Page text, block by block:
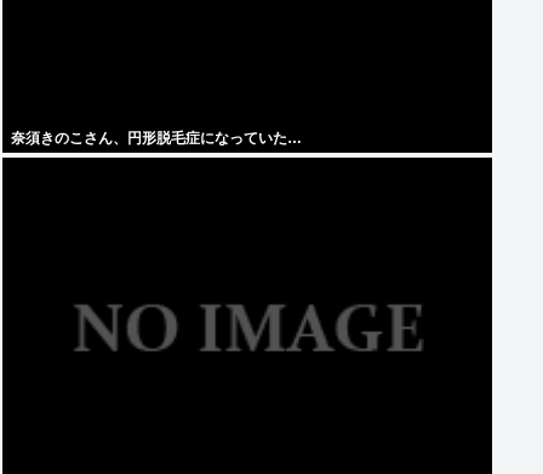
奈須きのこさん、円形脱毛症になっていた…